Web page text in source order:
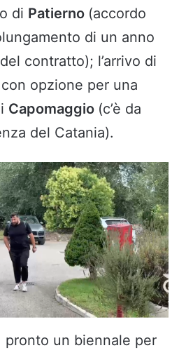
di Patierno (accordo
di un anno
contratto); l’arrivo di
opzione per una
Capomaggio (c’è da
del Catania).
pronto un biennale per